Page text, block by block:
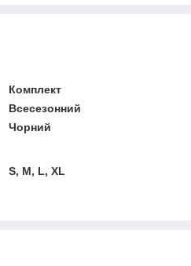
Комплект
Всесезонний
Чорний
S, M, L, XL